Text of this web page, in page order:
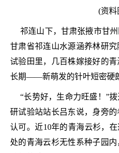
(资料
祁连山下，甘肃张掖市甘
甘肃省祁连山水源涵养林研
试验田里，几百株嫁接好的
长期——新萌发的针叶短密硬
“长势好，生命力旺盛！”
研试验站站长吕东说，身旁
认可。近10年的青海云杉，
处的青海云杉无性系种子园